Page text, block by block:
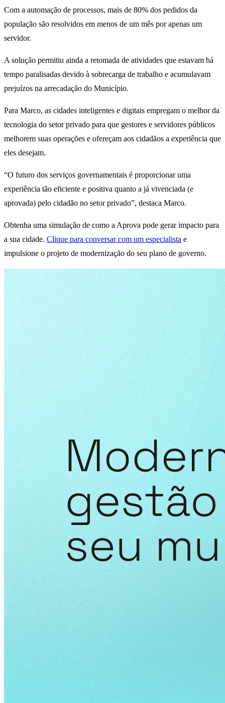
Com a automação de processos, mais de 80% dos pedidos da
população são resolvidos em menos de um mês por apenas um
servidor.
A solução permitiu ainda a retomada de atividades que estavam há
tempo paralisadas devido à sobrecarga de trabalho e acumulavam
prejuízos na arrecadação do Município.
Para Marco, as cidades inteligentes e digitais empregam o melhor da
tecnologia do setor privado para que gestores e servidores públicos
melhorem suas operações e ofereçam aos cidadãos a experiência que
eles desejam.
“O futuro dos serviços governamentais é proporcionar uma
experiência tão eficiente e positiva quanto a já vivenciada (e
aprovada) pelo cidadão no setor privado”, destaca Marco.
Obtenha uma simulação de como a Aprova pode gerar impacto para
a sua cidade. Clique para conversar com um especialista e
impulsione o projeto de modernização do seu plano de governo.